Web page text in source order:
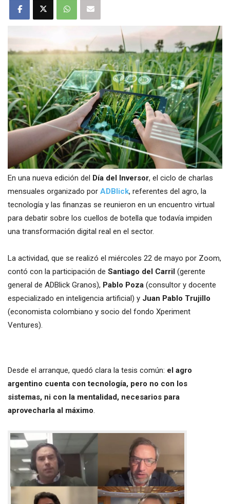
En una nueva edición del Día del Inversor, el ciclo de charlas
mensuales organizado por ADBlick, referentes del agro, la
tecnología y las finanzas se reunieron en un encuentro virtual
para debatir sobre los cuellos de botella que todavía impiden
una transformación digital real en el sector.
La actividad, que se realizó el miércoles 22 de mayo por Zoom,
contó con la participación de Santiago del Carril (gerente
general de ADBlick Granos), Pablo Poza (consultor y docente
especializado en inteligencia artificial) y Juan Pablo Trujillo
(economista colombiano y socio del fondo Xperiment
Ventures).
Desde el arranque, quedó clara la tesis común: el agro
argentino cuenta con tecnología, pero no con los
sistemas, ni con la mentalidad, necesarios para
aprovecharla al máximo.